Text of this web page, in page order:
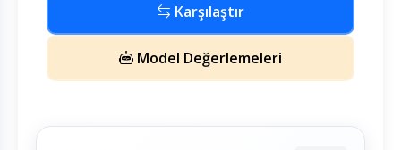
Karşılaştır
Model Değerlemeleri